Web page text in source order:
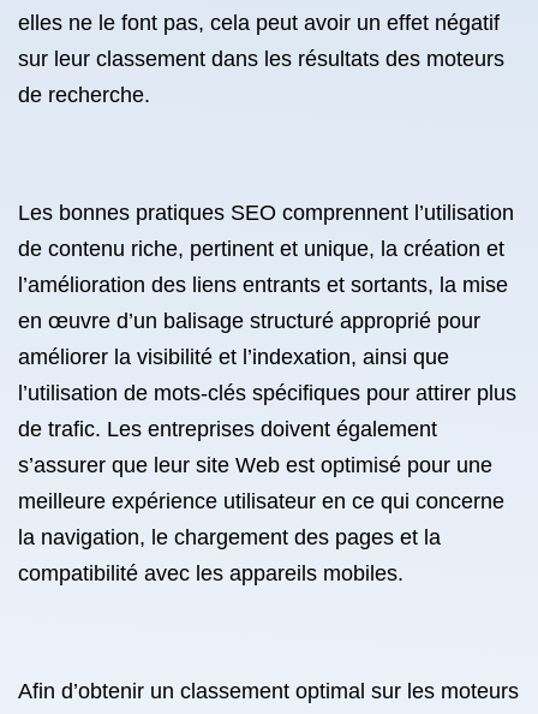
elles ne le font pas, cela peut avoir un effet négatif
sur leur classement dans les résultats des moteurs
de recherche.
Les bonnes pratiques SEO comprennent l’utilisation
de contenu riche, pertinent et unique, la création et
l’amélioration des liens entrants et sortants, la mise
en œuvre d’un balisage structuré approprié pour
améliorer la visibilité et l’indexation, ainsi que
l’utilisation de mots-clés spécifiques pour attirer plus
de trafic. Les entreprises doivent également
s’assurer que leur site Web est optimisé pour une
meilleure expérience utilisateur en ce qui concerne
la navigation, le chargement des pages et la
compatibilité avec les appareils mobiles.
Afin d’obtenir un classement optimal sur les moteurs